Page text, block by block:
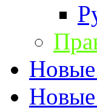
Новые